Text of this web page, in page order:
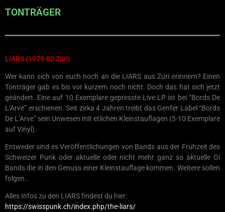
TONTRÄGER
LIARS (1979-80 Züri)
Wer kann sich von euch noch an die LIARS aus Züri erinnern? Einen
Tonträger gab es bis vor kurzem noch nicht. Doch das hat sich jetzt
geändert. Eine auf 10 Exemplare gepresste Live LP ist bei “Bords De
L’Arve” erschienen. Seit zirka 4 Jahren treibt das Genfer Label “Bords
De L’Arve” sein Unwesen mit etlichen Kleinstauflagen (5-10 Exemplare
auf Vinyl).
Entweder sind es Veröffentlichungen von Bands aus der Frühzeit des
Schweizer Punk oder aktuelle oder nicht mehr ganz so aktuelle Oi
Bands die in den Genuss einer Kleinstauflage kommen. Weitere sollen
folgen…
Alles Infos zu den LIARS findest du hier:
https://swisspunk.ch/index.php/the-liars/